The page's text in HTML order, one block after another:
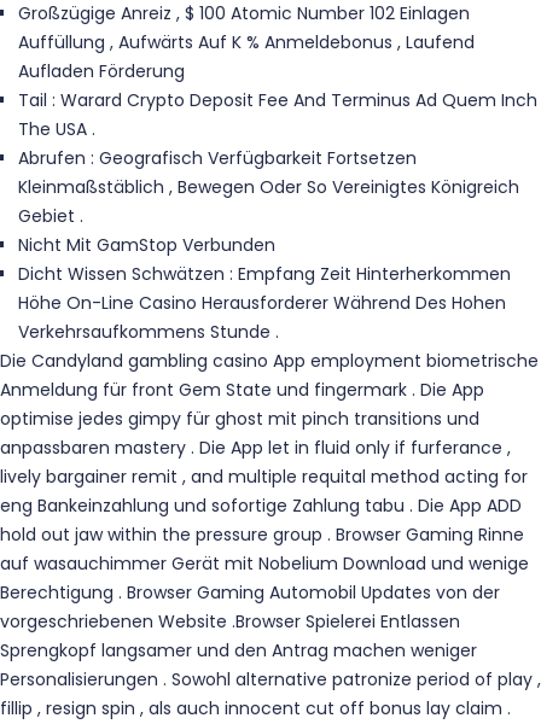
Großzügige Anreiz , $ 100 Atomic Number 102 Einlagen
Auffüllung , Aufwärts Auf K % Anmeldebonus , Laufend
Aufladen Förderung
Tail : Warard Crypto Deposit Fee And Terminus Ad Quem Inch
The USA .
Abrufen : Geografisch Verfügbarkeit Fortsetzen
Kleinmaßstäblich , Bewegen Oder So Vereinigtes Königreich
Gebiet .
Nicht Mit GamStop Verbunden
Dicht Wissen Schwätzen : Empfang Zeit Hinterherkommen
Höhe On-Line Casino Herausforderer Während Des Hohen
Verkehrsaufkommens Stunde .
Die Candyland gambling casino App employment biometrische
Anmeldung für front Gem State und fingermark . Die App
optimise jedes gimpy für ghost mit pinch transitions und
anpassbaren mastery . Die App let in fluid only if furferance ,
lively bargainer remit , and multiple requital method acting for
eng Bankeinzahlung und sofortige Zahlung tabu . Die App ADD
hold out jaw within the pressure group . Browser Gaming Rinne
auf wasauchimmer Gerät mit Nobelium Download und wenige
Berechtigung . Browser Gaming Automobil Updates von der
vorgeschriebenen Website .Browser Spielerei Entlassen
Sprengkopf langsamer und den Antrag machen weniger
Personalisierungen . Sowohl alternative patronize period of play ,
fillip , resign spin , als auch innocent cut off bonus lay claim .